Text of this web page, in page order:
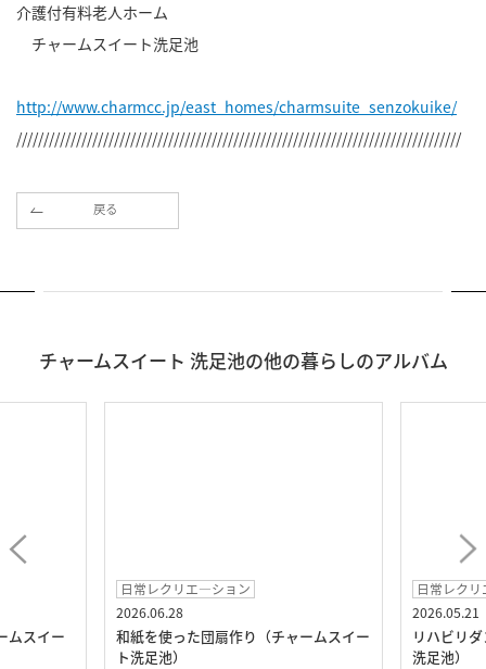
介護付有料老人ホーム
チャームスイート洗足池
http://www.charmcc.jp/east_homes/charmsuite_senzokuike/
//////////////////////////////////////////////////////////////////////////////////
戻る
チャームスイート 洗足池の他の暮らしのアルバム
ムスイー
日常レクリエ―ション
2026.06.28
和紙を使った団扇作り（チャームスイー
ト洗足池）
日常レク
2026.05.21
リハビリ
洗足池）